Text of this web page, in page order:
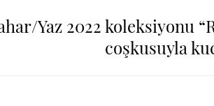
Yaz 2022 koleksiyonu
coşkusuyla